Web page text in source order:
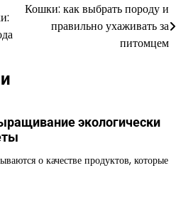
Кошки: как выбрать породу и
правильно ухаживать за
питомцем
экологически
о качестве продуктов, которые